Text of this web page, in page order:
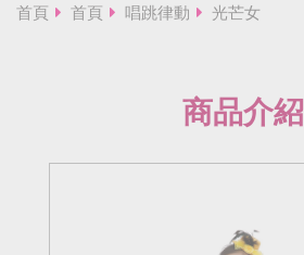
首頁 首頁 唱跳律動 光芒女
商品介紹